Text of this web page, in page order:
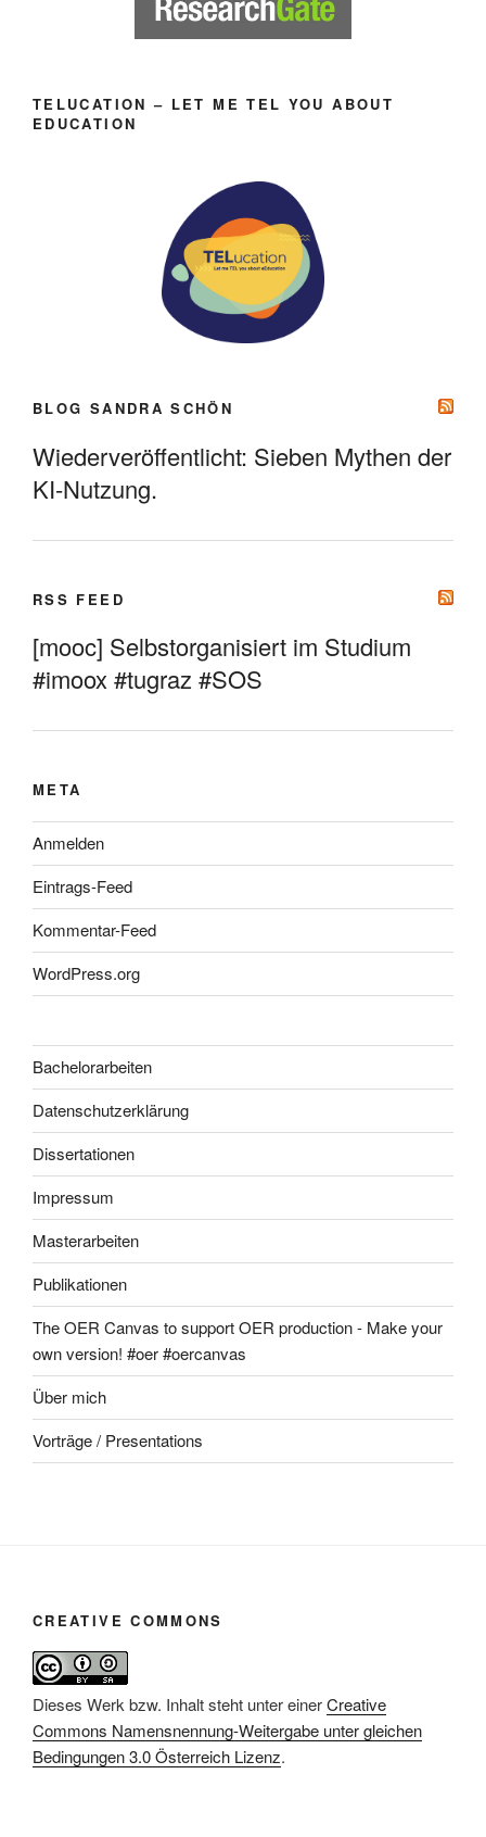
TELUCATION – LET ME TEL YOU ABOUT
EDUCATION
BLOG SANDRA SCHÖN
Wiederveröffentlicht: Sieben Mythen der
KI-Nutzung.
RSS FEED
[mooc] Selbstorganisiert im Studium
#imoox #tugraz #SOS
META
Anmelden
Eintrags-Feed
Kommentar-Feed
WordPress.org
Bachelorarbeiten
Datenschutzerklärung
Dissertationen
Impressum
Masterarbeiten
Publikationen
The OER Canvas to support OER production - Make your
own version! #oer #oercanvas
Über mich
Vorträge / Presentations
CREATIVE COMMONS
Dieses Werk bzw. Inhalt steht unter einerCreative
Commons Namensnennung-Weitergabe unter gleichen
Bedingungen 3.0 Österreich Lizenz.